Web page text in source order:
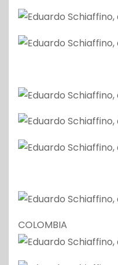
COLOMBIA